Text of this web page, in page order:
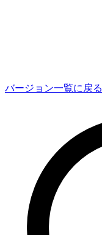
バージョン一覧に戻る